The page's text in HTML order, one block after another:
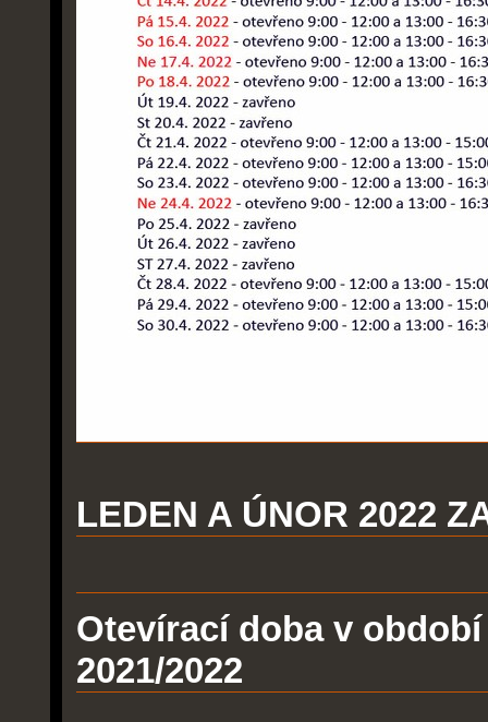
LEDEN A ÚNOR 2022
Otevírací doba v
2021/2022